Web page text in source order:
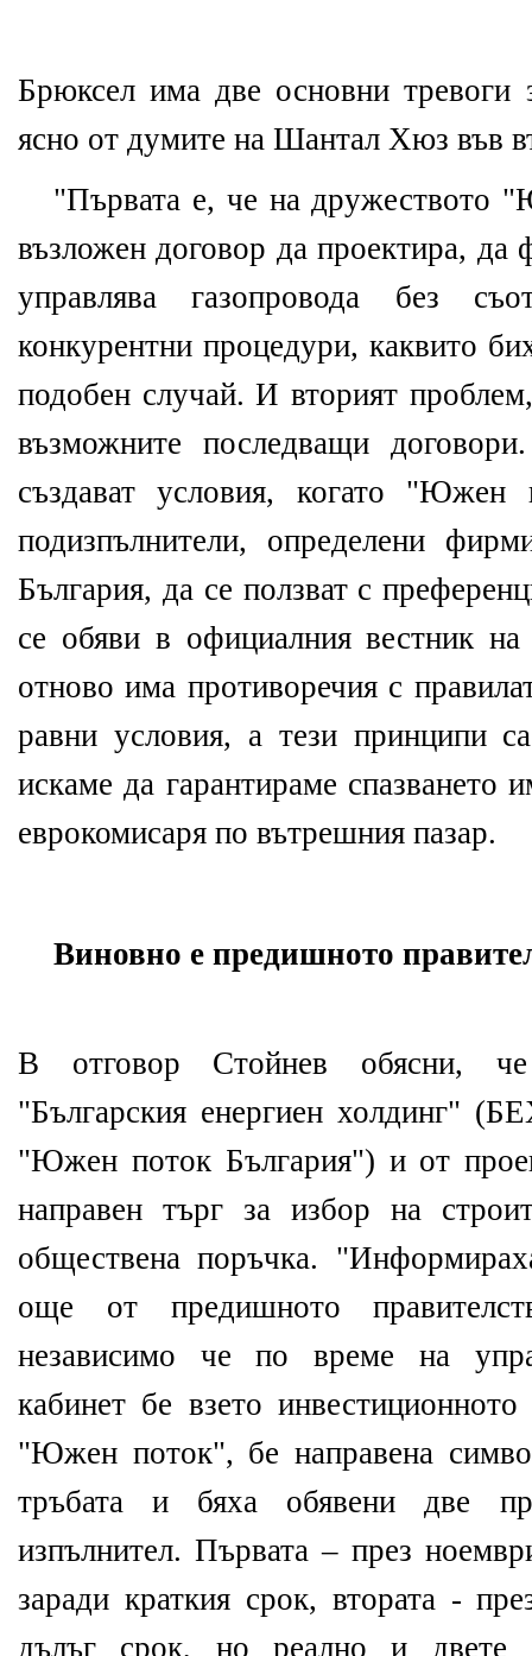
Брюксел има две основни
ясно от думите на Шантал Хюз във
"Първата е, че на дружеството
възложен договор да проектира, да
управлява газопровода без
конкурентни процедури, каквито
подобен случай. И вторият
възможните последващи
създават условия, когато "Южен
подизпълнители, определени
България, да се ползват с
се обяви в официалния вестник
отново има противоречия с
равни условия, а тези принципи
искаме да гарантираме спазването
еврокомисаря по вътрешния пазар.
Виновно е предишното
В отговор Стойнев обясни,
"Българския енергиен холдинг"
"Южен поток България") и от
направен търг за избор на
обществена поръчка.
още от предишното
независимо че по време на
кабинет бе взето
"Южен поток", бе направена
тръбата и бяха обявени две
изпълнител. Първата – през
заради краткия срок, втората -
дълъг срок, но реално и двете